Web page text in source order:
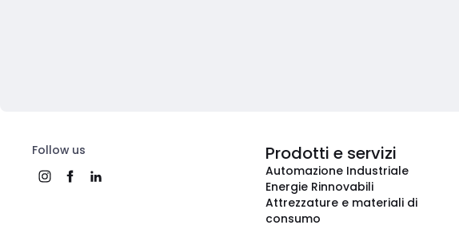
Follow us Prodotti e servizi
Automazione Industriale
Energie Rinnovabili
Attrezzature e materiali di
consumo